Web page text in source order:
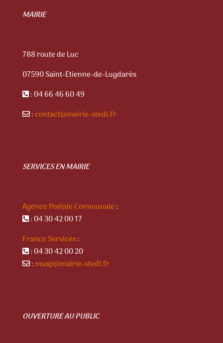
MAIRIE
788 route de Luc
07590 Saint-Etienne-de-Lugdarès
: 04 66 46 60 49
:contact@mairie-stedl.fr
SERVICES EN MAIRIE
Agence Postale Communale :
: 04 30 42 00 17
France Services:
: 04 30 42 00 20
:msap@mairie-stedl.fr
OUVERTURE AU PUBLIC